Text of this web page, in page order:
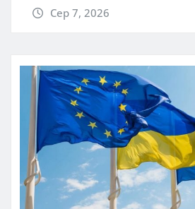
Сер 7, 2026